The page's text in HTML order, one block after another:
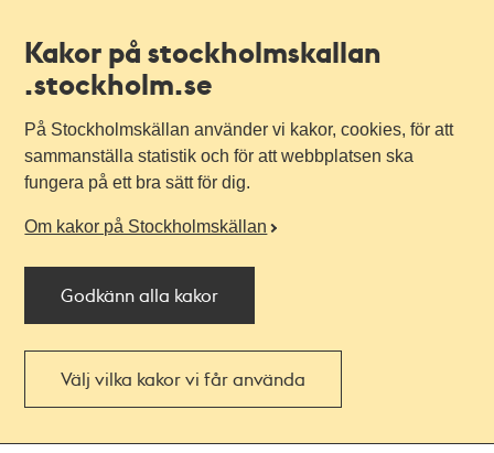
Kakor på stockholmskallan
.stockholm.se
På Stockholmskällan använder vi kakor, cookies, för att
sammanställa statistik och för att webbplatsen ska
fungera på ett bra sätt för dig.
Om kakor på Stockholmskällan
Godkänn alla kakor
Välj vilka kakor vi får använda